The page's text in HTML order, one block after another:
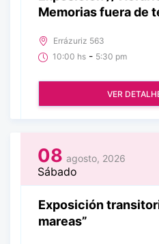
Memorias fuera de
Errázuriz 563
10:00 hs - 5:30 pm
VER
08 agosto, 2026
Sábado
Exposición
mareas”